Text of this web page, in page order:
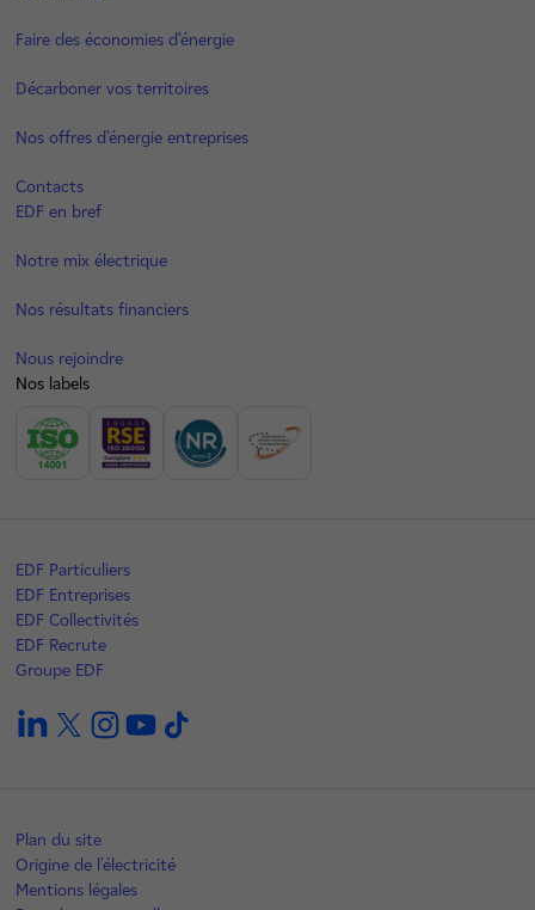
Faire des économies d’énergie
Décarboner vos territoires
Nos offres d’énergie entreprises
Contacts
EDF en bref
Notre mix électrique
Nos résultats financiers
Nous rejoindre
Nos labels
EDF Particuliers
EDF Entreprises
EDF Collectivités
EDF Recrute
Groupe EDF
linkedintwitterinstagramyoutube
Plan du site
Origine de l'électricité
Mentions légales